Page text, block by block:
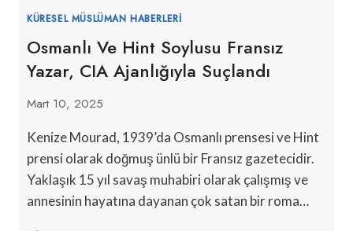
KÜRESEL MÜSLÜMAN HABERLERI
Osmanlı Ve Hint Soylusu Fransız
Yazar, CIA Ajanlığıyla Suçlandı
Mart 10, 2025
Kenize Mourad, 1939’da Osmanlı prensesi ve Hint
prensi olarak doğmuş ünlü bir Fransız gazetecidir.
Yaklaşık 15 yıl savaş muhabiri olarak çalışmış ve
annesinin hayatına dayanan çok satan bir roma…